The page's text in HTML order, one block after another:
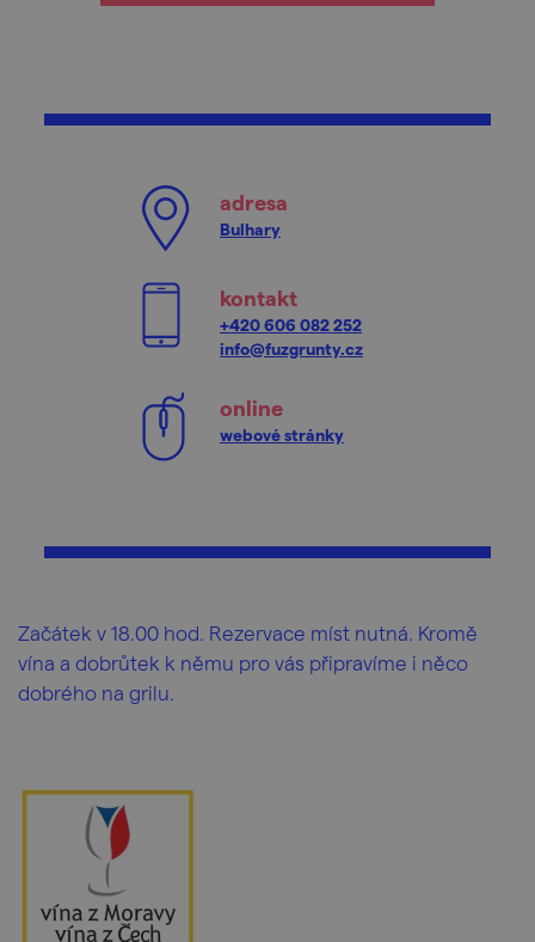
adresa
Bulhary
kontakt
+420 606 082 252
info@fuzgrunty.cz
online
webové stránky
Začátek v 18.00 hod. Rezervace míst nutná. Kromě
vína a dobrůtek k němu pro vás připravíme i něco
dobrého na grilu.